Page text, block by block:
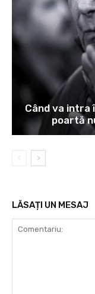
Când va intra
poartă
LĂSAȚI UN MESAJ